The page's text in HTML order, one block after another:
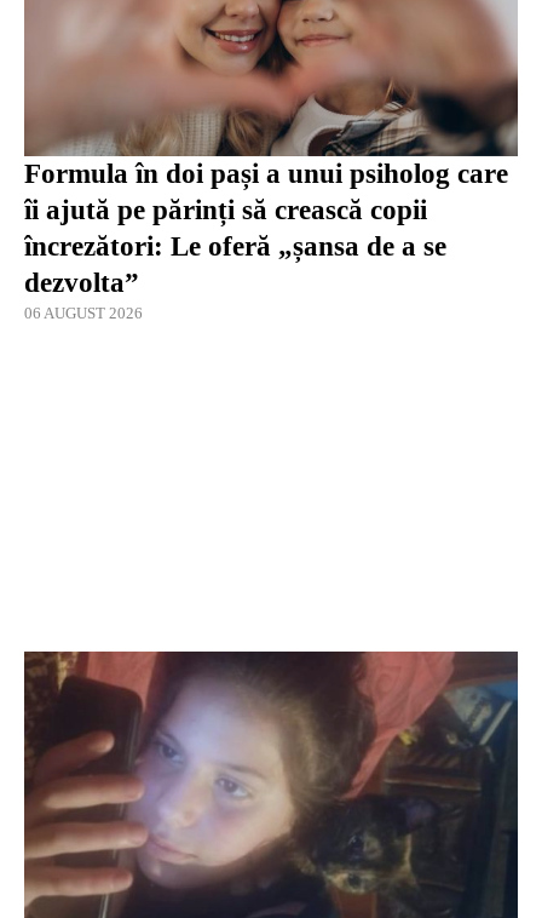
Formula în doi pași a unui psiholog care
îi ajută pe părinți să crească copii
încrezători: Le oferă „șansa de a se
dezvolta”
06 AUGUST 2026